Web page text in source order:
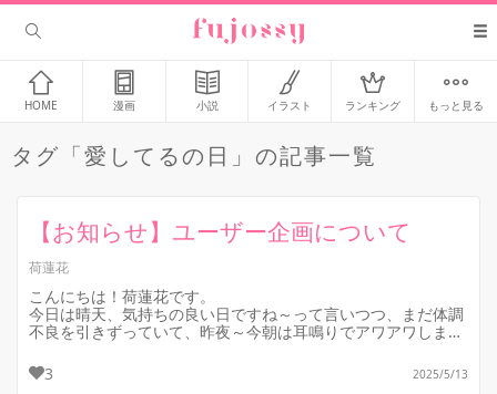
HOME 漫画 小説 イラスト ランキング もっと見る
タグ「愛してるの日」の記事一覧
【お知らせ】ユーザー企画について
荷蓮花
こんにちは！荷蓮花です。
今日は晴天、気持ちの良い日ですね～って言いつつ、まだ体調
不良を引きずっていて、昨夜～今朝は耳鳴りでアワアワしまし
3
2025/5/13